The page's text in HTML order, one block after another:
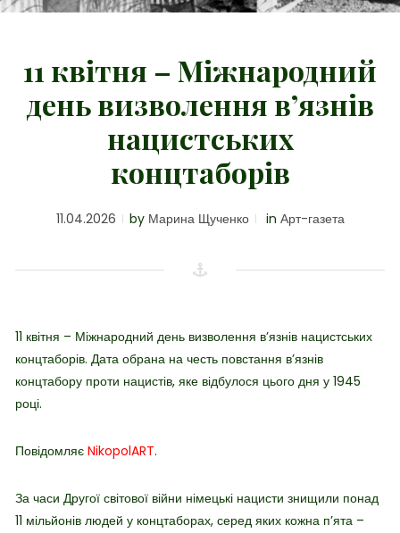
11 квітня – Міжнародний
день визволення в’язнів
нацистських
концтаборів
11.04.2026 by Марина Щученко in Арт-газета
11 квітня – Міжнародний день визволення в’язнів нацистських
концтаборів. Дата обрана на честь повстання в’язнів
концтабору проти нацистів, яке відбулося цього дня у 1945
році.
Повідомляє NikopolART.
За часи Другої світової війни німецькі нацисти знищили понад
11 мільйонів людей у концтаборах, серед яких кожна п’ята –